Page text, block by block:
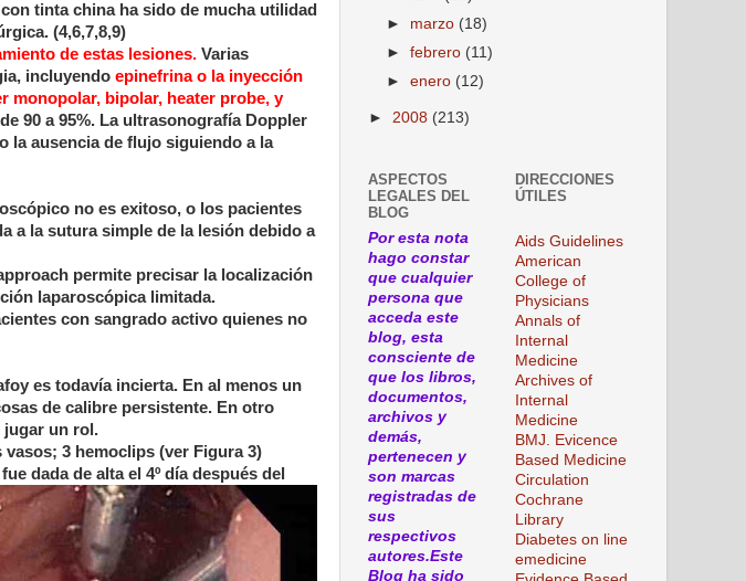
tinta china ha sido de mucha utilidad
(4,6,7,8,9)
de estas lesiones. Varias
incluyendo epinefrina o la inyección
monopolar, bipolar, heater probe, y
90 a 95%. La ultrasonografía Doppler
la ausencia de flujo siguiendo a la
no es exitoso, o los pacientes
a la sutura simple de la lesión debido a
permite precisar la localización
laparoscópica limitada.
con sangrado activo quienes no
es todavía incierta. En al menos un
de calibre persistente. En otro
jugar un rol.
3 hemoclips (ver Figura 3)
dada de alta el 4º d ía después del
► marzo (18)
►febrero (11)
►enero (12)
► 2008 (213)
ASPECTOS
LEGALES DEL
BLOG
Por esta nota
hago constar
que cualquier
persona que
acceda este
blog, esta
consciente de
que los libros,
documentos,
archivos y
demás,
pertenecen y
son marcas
registradas de
sus
respectivos
autores.Este
Blog ha sido
DIRECCIONES
ÚTILES
Aids Guidelines
American
College of
Physicians
Annals of
Internal
Medicine
Archives of
Internal
Medicine
BMJ. Evicence
Based Medicine
Circulation
Cochrane
Library
Diabetes on line
emedicine